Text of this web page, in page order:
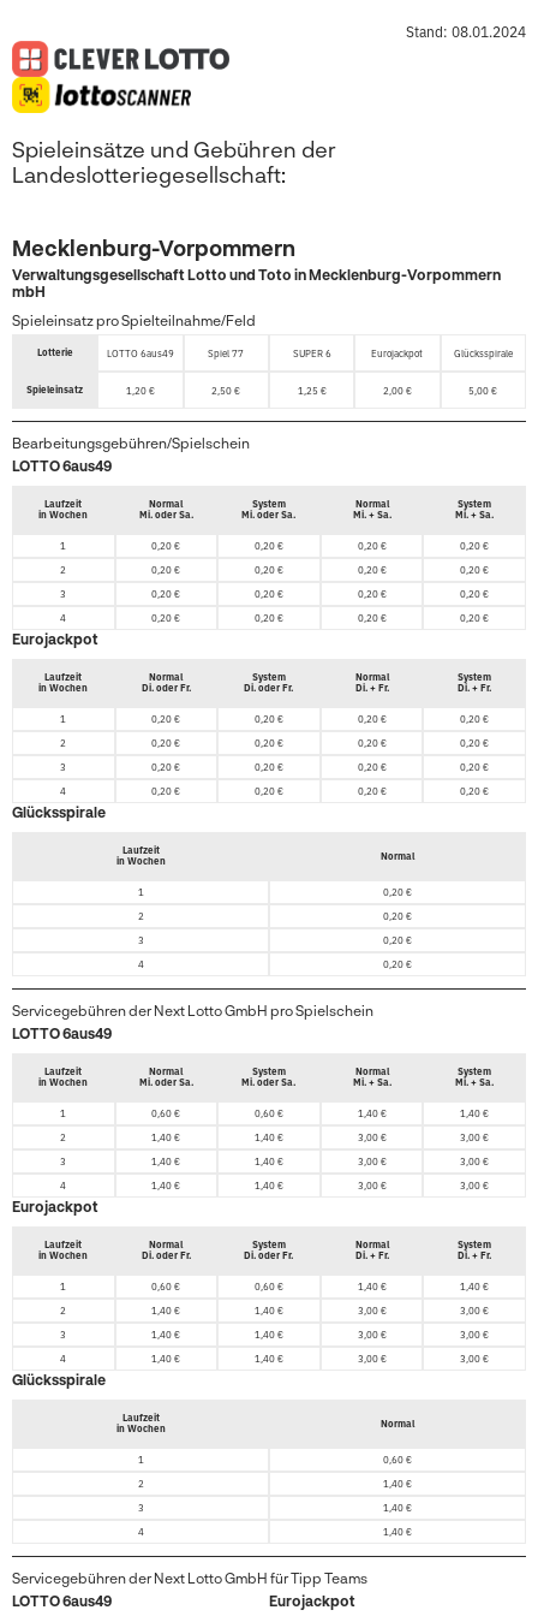
Stand: 08.01.2024
Spieleinsätze und Gebühren der
Landeslotteriegesellschaft:
Mecklenburg-Vorpommern
Verwaltungsgesellschaft Lotto und Toto in Mecklenburg-Vorpommern
mbH
Spieleinsatz pro Spielteilnahme/Feld
Lotterie LOTTO 6aus49 Spiel 77 SUPER 6 Eurojackpot Glücksspirale
Spieleinsatz 1,20 € 2,50 € 1,25 € 2,00 € 5,00 €
Bearbeitungsgebühren/Spielschein
LOTTO 6aus49
Laufzeit
in Wochen
Normal
Mi. oder Sa.
System
Mi. oder Sa.
Normal
Mi. + Sa.
System
Mi. + Sa.
1 0,20 € 0,20 € 0,20 €
0,20 €
2
0,20 € 0,20 € 0,20 €
0,20 €
3
0,20 € 0,20 € 0,20 €
0,20 €
4
0,20 € 0,20 € 0,20 € 0,20 €
Eurojackpot
Laufzeit
in Wochen
Normal
Di. oder Fr.
System
Di. oder Fr.
Normal
Di. + Fr.
System
Di. + Fr.
1 0,20 € 0,20 € 0,20 €
0,20 €
2
0,20 € 0,20 € 0,20 €
0,20 €
3
0,20 € 0,20 € 0,20 €
0,20 €
4
0,20 € 0,20 € 0,20 € 0,20 €
Glücksspirale
Laufzeit
in Wochen
Normal
1
0,20 €
2
0,20 €
3
0,20 €
4
0,20 €
Servicegebühren der Next Lotto GmbH pro Spielschein
LOTTO 6aus49
Laufzeit
in Wochen
Normal
Mi. oder Sa.
System
Mi. oder Sa.
Normal
Mi. + Sa.
System
Mi. + Sa.
1 0,60 € 0,60 € 1,40 €
1,40 €
2
1,40 € 1,40 € 3,00 €
3,00 €
3
1,40 € 1,40 € 3,00 €
3,00 €
4
1,40 € 1,40 € 3,00 € 3,00 €
Eurojackpot
Laufzeit
in Wochen
Normal
Di. oder Fr.
System
Di. oder Fr.
Normal
Di. + Fr.
System
Di. + Fr.
1 0,60 € 0,60 € 1,40 €
1,40 €
2
1,40 € 1,40 € 3,00 €
3,00 €
3
1,40 € 1,40 € 3,00 €
3,00 €
4
1,40 € 1,40 € 3,00 € 3,00 €
Glücksspirale
Laufzeit
in Wochen
Normal
1
0,60 €
2
1,40 €
3
1,40 €
4
1,40 €
Servicegebühren der Next Lotto GmbH für Tipp Teams
LOTTO 6aus49
Eurojackpot